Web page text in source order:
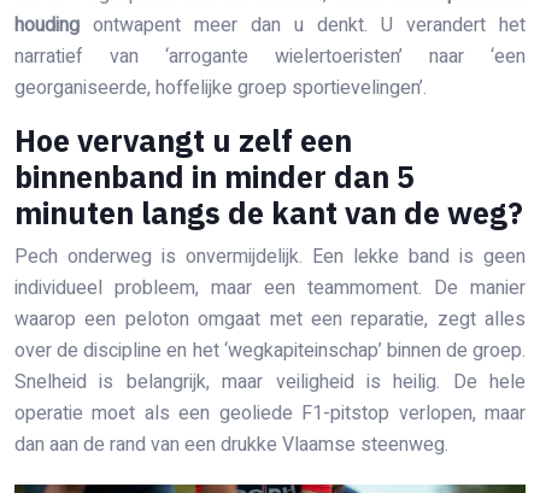
houding ontwapent meer dan u denkt. U verandert het
narratief van ‘arrogante wielertoeristen’ naar ‘een
georganiseerde, hoffelijke groep sportievelingen’.
Hoe vervangt u zelf een
binnenband in minder dan 5
minuten langs de kant van de weg?
Pech onderweg is onvermijdelijk. Een lekke band is geen
individueel probleem, maar een teammoment. De manier
waarop een peloton omgaat met een reparatie, zegt alles
over de discipline en het ‘wegkapiteinschap’ binnen de groep.
Snelheid is belangrijk, maar veiligheid is heilig. De hele
operatie moet als een geoliede F1-pitstop verlopen, maar
dan aan de rand van een drukke Vlaamse steenweg.